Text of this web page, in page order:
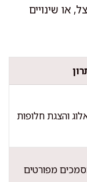
או שינויים
והצגת חלופות
מפורטים